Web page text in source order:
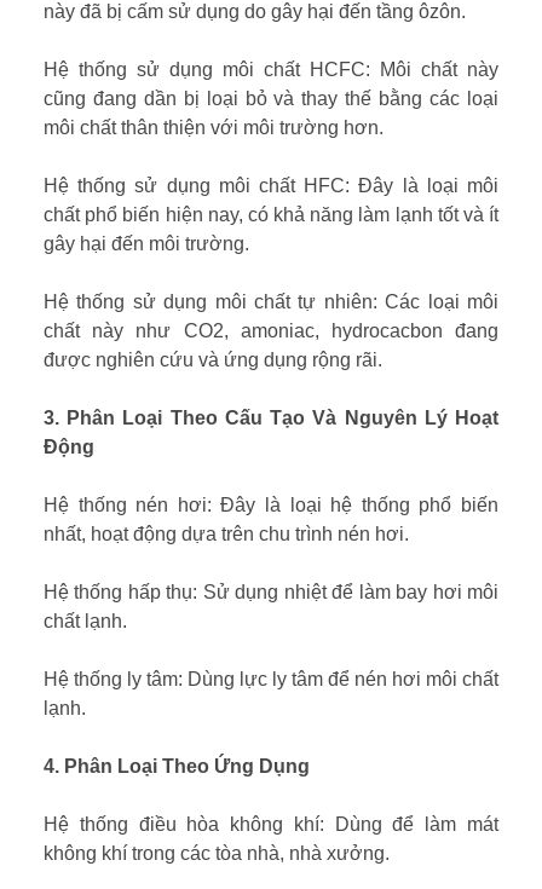
này đã bị cấm sử dụng do gây hại đến tầng ôzôn.
Hệ thống sử dụng môi chất HCFC: Môi chất này
cũng đang dần bị loại bỏ và thay thế bằng các loại
môi chất thân thiện với môi trường hơn.
Hệ thống sử dụng môi chất HFC: Đây là loại môi
chất phổ biến hiện nay, có khả năng làm lạnh tốt và ít
gây hại đến môi trường.
Hệ thống sử dụng môi chất tự nhiên: Các loại môi
chất này như CO2, amoniac, hydrocacbon đang
được nghiên cứu và ứng dụng rộng rãi.
3. Phân Loại Theo Cấu Tạo Và Nguyên Lý Hoạt
Động
Hệ thống nén hơi: Đây là loại hệ thống phổ biến
nhất, hoạt động dựa trên chu trình nén hơi.
Hệ thống hấp thụ: Sử dụng nhiệt để làm bay hơi môi
chất lạnh.
Hệ thống ly tâm: Dùng lực ly tâm để nén hơi môi chất
lạnh.
4. Phân Loại Theo Ứng Dụng
Hệ thống điều hòa không khí: Dùng để làm mát
không khí trong các tòa nhà, nhà xưởng.